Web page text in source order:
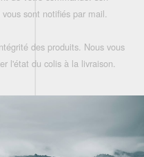
sont notifiés par mail.
des produits. Nous vous
l'état du colis à la livraison.